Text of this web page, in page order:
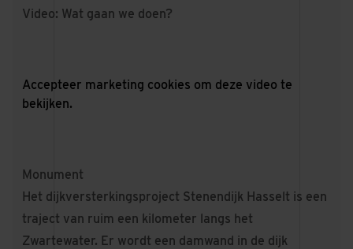
Video: Wat gaan we doen?
Accepteer marketing cookies om deze video te
bekijken.
Monument
Het dijkversterkingsproject Stenendijk Hasselt is een
traject van ruim een kilometer langs het
Zwartewater. Er wordt een damwand in de dijk